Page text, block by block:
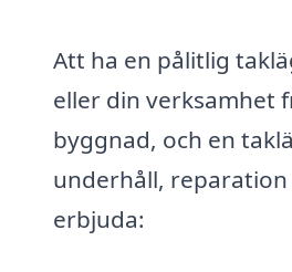
Att ha en pålitlig
eller din verksamhet
byggnad, och en
underhåll,
erbjuda: